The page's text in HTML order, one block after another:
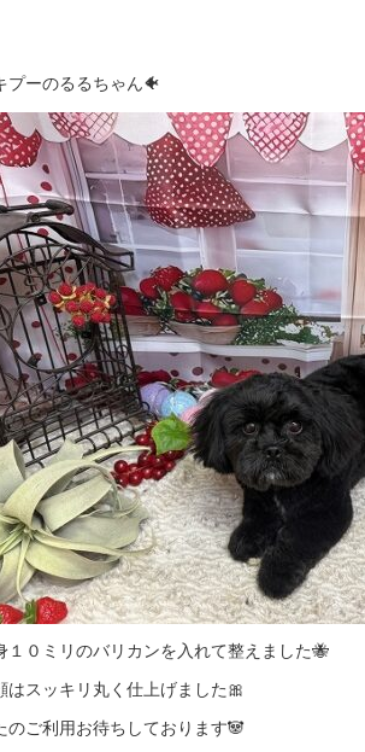
プーのるるちゃん🐠
１０ミリのバリカンを入れて整えました🐝
はスッキリ丸く仕上げました🎀
のご利用お待ちしております🐼